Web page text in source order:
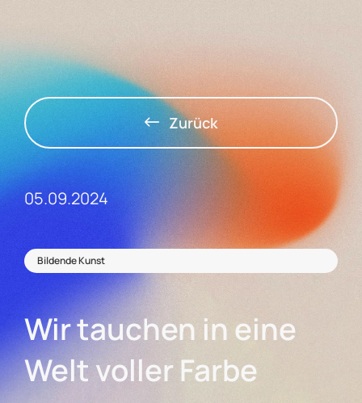
Zurück
05.09.2024
Bildende Kunst
Wir tauchen in eine
Welt voller Farbe